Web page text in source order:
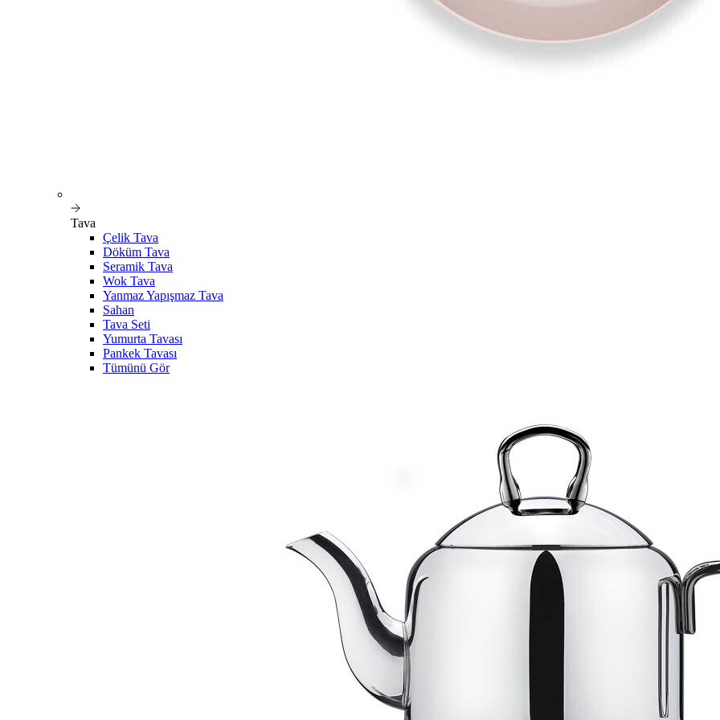
Tava
Çelik Tava
Döküm Tava
Seramik Tava
Wok Tava
Yanmaz Yapışmaz Tava
Sahan
Tava Seti
Yumurta Tavası
Pankek Tavası
Tümünü Gör